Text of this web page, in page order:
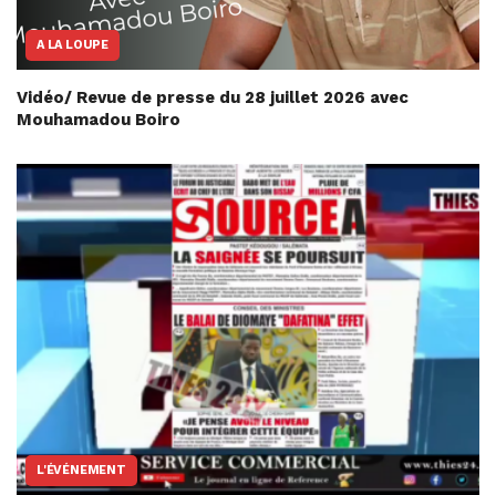
A LA LOUPE
Vidéo/ Revue de presse du 28 juillet 2026 avec
Mouhamadou Boiro
L'ÉVÉNEMENT